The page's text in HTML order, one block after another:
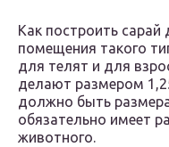
Как построить сарай
помещения такого
для телят и для
делают размером
должно быть
обязательно имеет
животного.